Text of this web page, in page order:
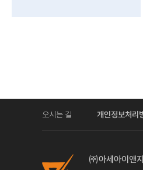
오시는 길 개인정보처리
㈜아세아이앤지